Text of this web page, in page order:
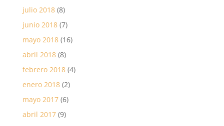
julio 2018(8)
junio 2018(7)
mayo 2018(16)
abril 2018(8)
febrero 2018(4)
enero 2018(2)
mayo 2017(6)
abril 2017(9)